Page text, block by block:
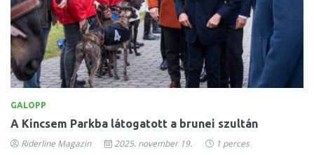
GALOPP
A Kincsem Parkba látogatott a brunei szultán
Riderline Magazin 2025. november 19. 1 perces